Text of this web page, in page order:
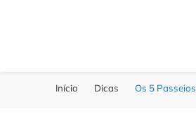
Início Dicas Os 5